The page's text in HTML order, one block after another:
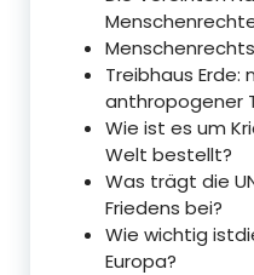
Treibhaus Erde:
anthropogener
Wie ist es um
Welt bestellt?
Was trägt die
Friedens bei?
Wie wichtig
Europa?